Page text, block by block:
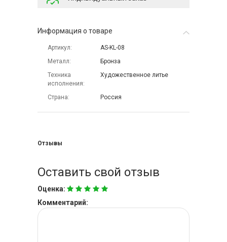
Информация о товаре
Артикул
AS-KL-08
Металл
Бронза
Техника
исполнения
Художественное литье
Страна Россия
Отзывы
Оставить свой отзыв
Оценка:
Комментарий: